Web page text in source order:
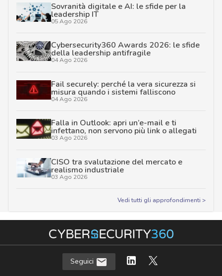
Sovranità digitale e AI: le sfide per la
leadership IT
05 Ago 2026
Cybersecurity360 Awards 2026: le sfide
della leadership antifragile
04 Ago 2026
Fail securely: perché la vera sicurezza si
misura quando i sistemi falliscono
04 Ago 2026
Falla in Outlook: apri un’e-mail e ti
infettano, non servono più link o allegati
03 Ago 2026
CISO tra svalutazione del mercato e
realismo industriale
03 Ago 2026
Vedi tutti gli approfondimenti >
Seguici